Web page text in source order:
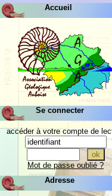
Accueil
Se connecter
accéder à votre compte de
Mot de passe oublié ?
Adresse